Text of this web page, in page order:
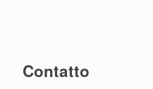
Contatto